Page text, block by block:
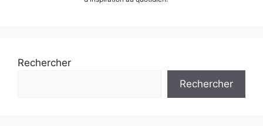
Rechercher
Rechercher